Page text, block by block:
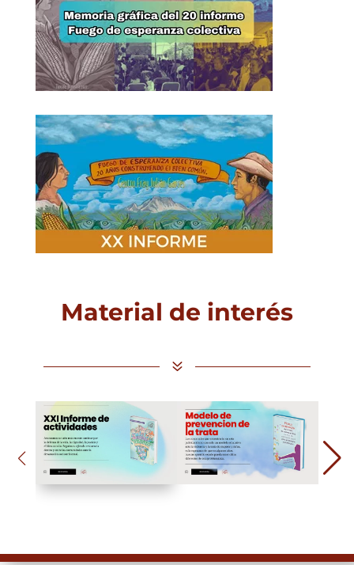
Material de interés
7